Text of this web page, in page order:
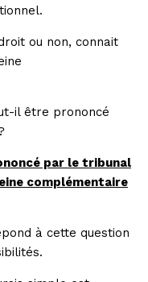
ou non, connait
il être prononcé
par le tribunal
complémentaire
à cette question